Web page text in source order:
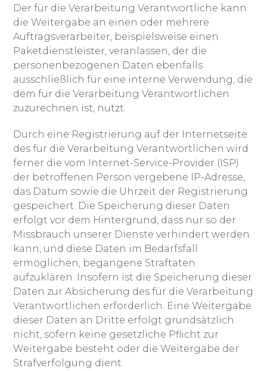
Der für die Verarbeitung Verantwortliche kann
die Weitergabe an einen oder mehrere
Auftragsverarbeiter, beispielsweise einen
Paketdienstleister, veranlassen, der die
personenbezogenen Daten ebenfalls
ausschließlich für eine interne Verwendung, die
dem für die Verarbeitung Verantwortlichen
zuzurechnen ist, nutzt.
Durch eine Registrierung auf der Internetseite
des für die Verarbeitung Verantwortlichen wird
ferner die vom Internet-Service-Provider (ISP)
der betroffenen Person vergebene IP-Adresse,
das Datum sowie die Uhrzeit der Registrierung
gespeichert. Die Speicherung dieser Daten
erfolgt vor dem Hintergrund, dass nur so der
Missbrauch unserer Dienste verhindert werden
kann, und diese Daten im Bedarfsfall
ermöglichen, begangene Straftaten
aufzuklären. Insofern ist die Speicherung dieser
Daten zur Absicherung des für die Verarbeitung
Verantwortlichen erforderlich. Eine Weitergabe
dieser Daten an Dritte erfolgt grundsätzlich
nicht, sofern keine gesetzliche Pflicht zur
Weitergabe besteht oder die Weitergabe der
Strafverfolgung dient.